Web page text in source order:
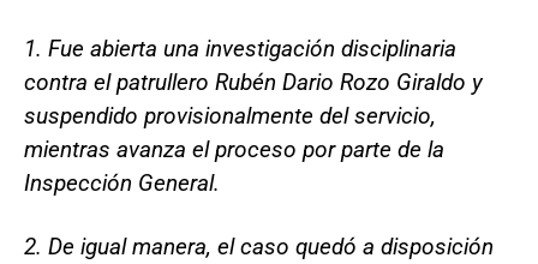
1. Fue abierta una investigación disciplinaria
contra el patrullero Rubén Dario Rozo Giraldo y
suspendido provisionalmente del servicio,
mientras avanza el proceso por parte de la
Inspección General.
2. De igual manera, el caso quedó a disposición